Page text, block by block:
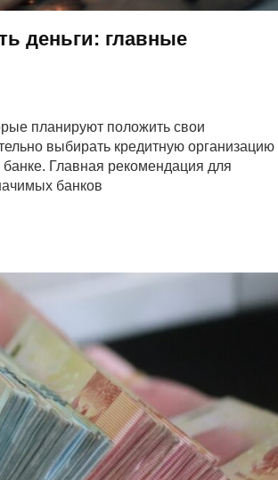
деньги: главные
планируют положить свои
выбирать кредитную организацию
Главная рекомендация для
банков